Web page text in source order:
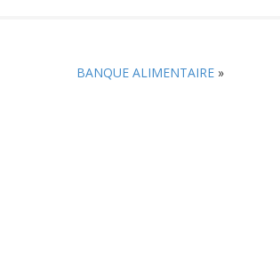
BANQUE ALIMENTAIRE»